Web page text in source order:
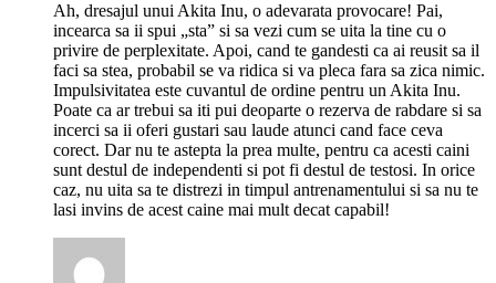
Ah, dresajul unui Akita Inu, o adevarata provocare! Pai,
incearca sa ii spui „sta” si sa vezi cum se uita la tine cu o
privire de perplexitate. Apoi, cand te gandesti ca ai reusit sa il
faci sa stea, probabil se va ridica si va pleca fara sa zica nimic.
Impulsivitatea este cuvantul de ordine pentru un Akita Inu.
Poate ca ar trebui sa iti pui deoparte o rezerva de rabdare si sa
incerci sa ii oferi gustari sau laude atunci cand face ceva
corect. Dar nu te astepta la prea multe, pentru ca acesti caini
sunt destul de independenti si pot fi destul de testosi. In orice
caz, nu uita sa te distrezi in timpul antrenamentului si sa nu te
lasi invins de acest caine mai mult decat capabil!